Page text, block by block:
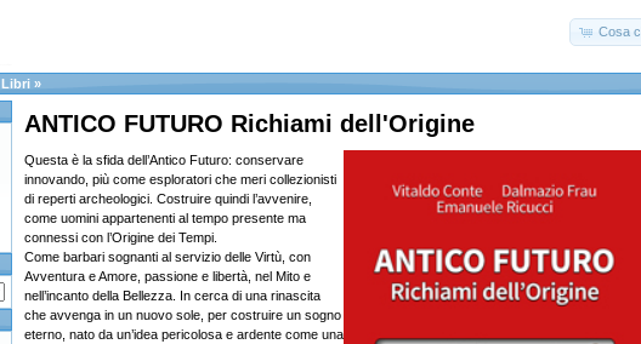
Cosa
Libri »
ANTICO FUTURO Richiami dell'Origine
Questa è la sfida dell’Antico Futuro: conservare
innovando, più come esploratori che meri collezionisti
di reperti archeologici. Costruire quindi l’avvenire,
come uomini appartenenti al tempo presente ma
connessi con l’Origine dei Tempi.
Come barbari sognanti al servizio delle Virtù, con
Avventura e Amore, passione e libertà, nel Mito e
nell’incanto della Bellezza. In cerca di una rinascita
che avvenga in un nuovo sole, per costruire un sogno
eterno, nato da un’idea pericolosa e ardente come una